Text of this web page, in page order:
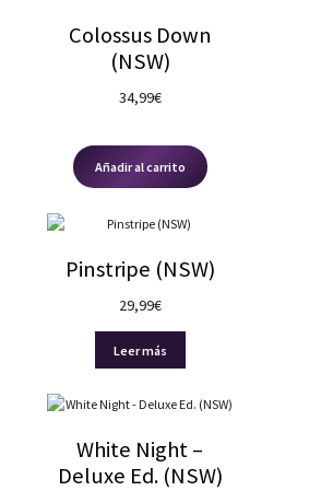
Colossus Down
(NSW)
34,99€
Añadir al carrito
Pinstripe (NSW)
29,99€
Leer más
White Night –
Deluxe Ed. (NSW)